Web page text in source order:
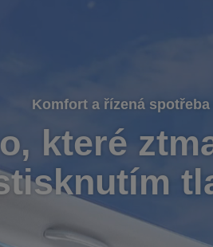
Komfort a řízená
které